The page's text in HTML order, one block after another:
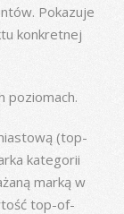
Pokazuje
konkretnej
poziomach.
(top-
kategorii
marką w
top-of-